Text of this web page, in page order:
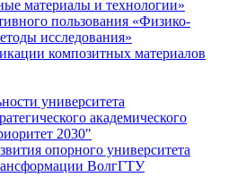
материалы и технологии»
пользования «Физико-
исследования»
композитных материалов
университета
академического
2030"
опорного университета
ВолгГТУ